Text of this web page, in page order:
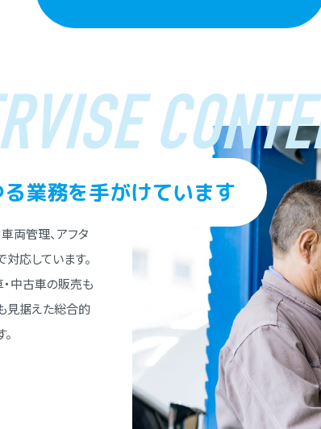
業務を⼿がけています
両管理、アフタ
応しています。
中古⾞の販売も
⾒据えた総合的